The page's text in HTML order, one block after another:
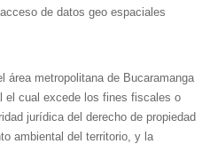
de datos geo espaciales
área metropolitana de Bucaramanga
el cual excede los fines fiscales o
jurídica del derecho de propiedad
ambiental del territorio, y la